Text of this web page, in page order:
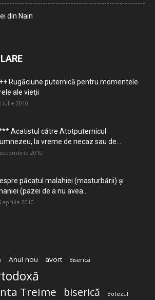
din Nain
Rugăciune puternică pentru momentele
ale vieţii
iulie 2010
Acatistul către Atotputernicul
la vreme de necaz sau de...
2010
păcatul malahiei (masturbării) şi
(pazei de a nu avea...
aprilie 2010
Anul nou avort Biserica
Treime biserică Botezul